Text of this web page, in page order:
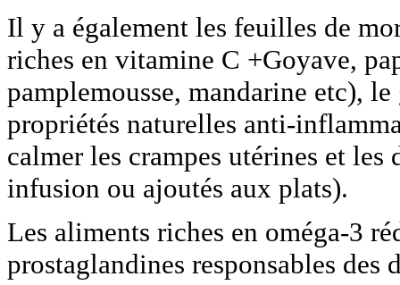
Il y a également les feuilles de
riches en vitamine C +Goyave,
pamplemousse, mandarine etc),
propriétés naturelles anti-
calmer les crampes utérines et
infusion ou ajoutés aux plats).
Les aliments riches en oméga-3
prostaglandines responsables